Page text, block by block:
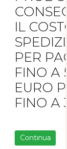
IL
PER
FINO A
EURO
FINO A
Continua